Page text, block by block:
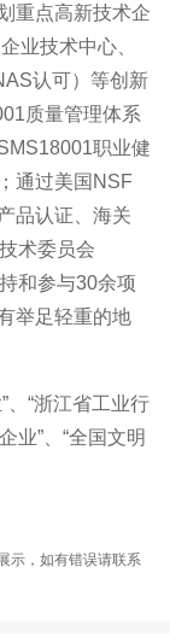
重点高新技术企
业技术中心、
认可）等创新
质量管理体系
职业健
通过美国NSF
品认证、海关
术委员会
和参与30余项
举足轻重的地
、“浙江省工业行
业”、“全国文明
示，如有错误请联系